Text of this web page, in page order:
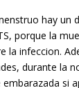
hay un
porque la
la infeccion.
durante la
si